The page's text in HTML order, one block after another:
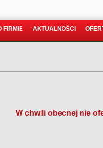
FIRMIE AKTUALNOŚCI
W chwili obecnej nie